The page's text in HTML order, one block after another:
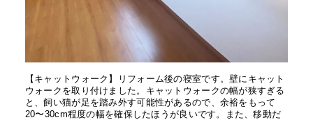
【キャットウォーク】リフォーム後の寝室です。壁にキャット
ウォークを取り付けました。キャットウォークの幅が狭すぎる
と、飼い猫が足を踏み外す可能性があるので、余裕をもって
20〜30cm程度の幅を確保したほうが良いです。また、移動だ